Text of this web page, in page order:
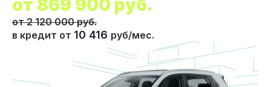
от 869 900 руб.
от 2 120 000 руб.
в кредит от 10 416 руб/мес.